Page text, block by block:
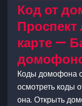
Код от
карте —
Коды домофона
осмотреть коды
она. Открыть